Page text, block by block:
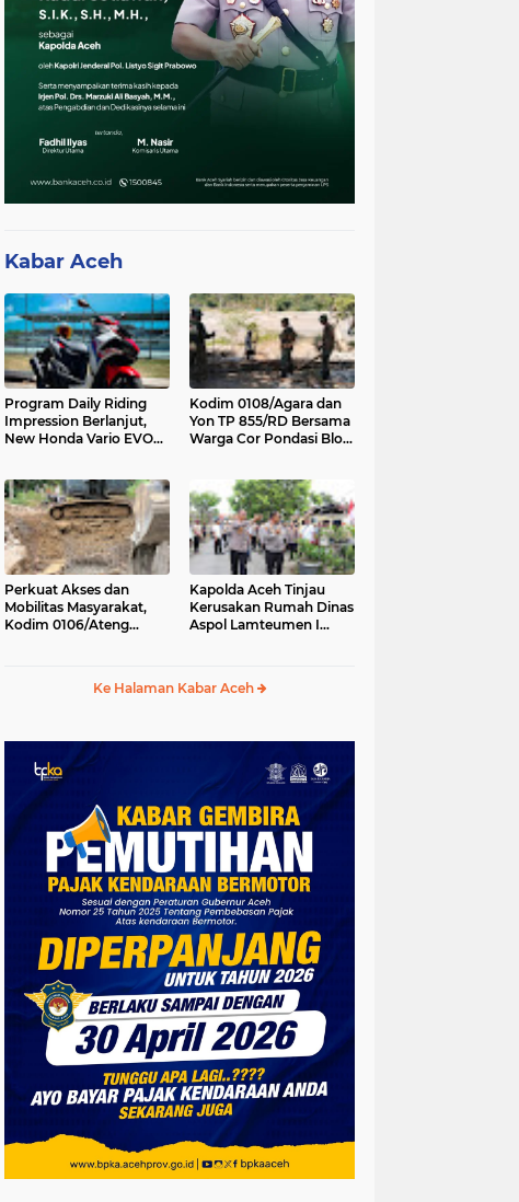
Kabar Aceh
Program Daily Riding
Impression Berlanjut,
New Honda Vario EVO
Kodim 0108/Agara dan
Yon TP 855/RD Bersama
Warga Cor Pondasi Blok
Ger, Aceh Tenggara
Perkuat Akses dan
Mobilitas Masyarakat,
Kodim 0106/Ateng
Kapolda Aceh Tinjau
Kerusakan Rumah Dinas
Aspol Lamteumen I
Ke Halaman Kabar Aceh